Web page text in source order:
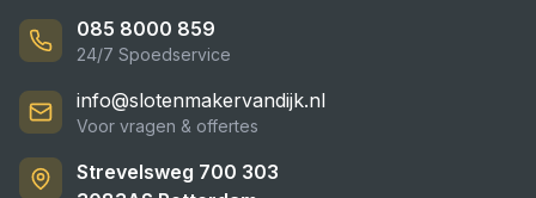
085 8000 859
24/7 Spoedservice
info@slotenmakervandijk.nl
Voor vragen & offertes
Strevelsweg 700 303